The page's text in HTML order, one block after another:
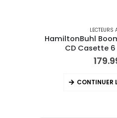
LECTEURS
HamiltonBuhl
CD Casette
CONTINUER